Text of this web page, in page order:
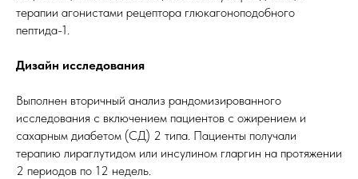
терапии агонистами рецептора глюкагоноподобного
пептида-1.
Дизайн исследования
Выполнен вторичный анализ рандомизированного
исследования с включением пациентов с ожирением и
сахарным диабетом (СД) 2 типа. Пациенты получали
терапию лираглутидом или инсулином гларгин на протяжении
2 периодов по 12 недель.